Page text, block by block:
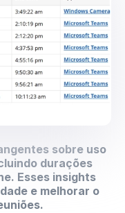
sobre uso
durações
Esses insights
e melhorar o